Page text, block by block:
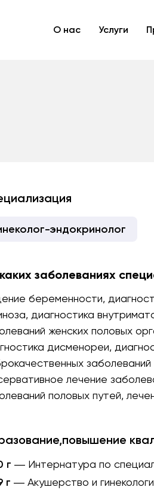
О нас Услуги
беременности,
диагностика
женских половых
дисменореи,
лечение
половых путей,
г ― Интернатура по
г ― Акушерство и
заболеваниях
эндокринолог